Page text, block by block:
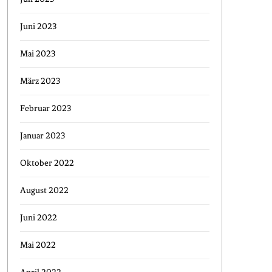
Juni 2023
Mai 2023
März 2023
Februar 2023
Januar 2023
Oktober 2022
August 2022
Juni 2022
Mai 2022